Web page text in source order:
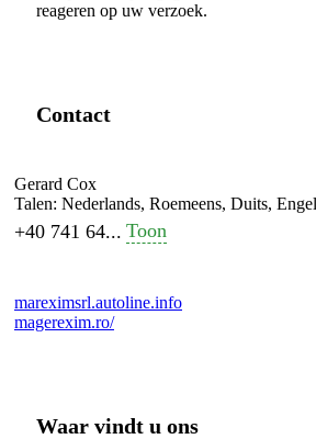
reageren op uw verzoek.
Contact
Gerard Cox
Talen: Nederlands, Roemeens, Duits,
+40 741 64... Toon
mareximsrl.autoline.info
magerexim.ro/
Waar vindt u ons